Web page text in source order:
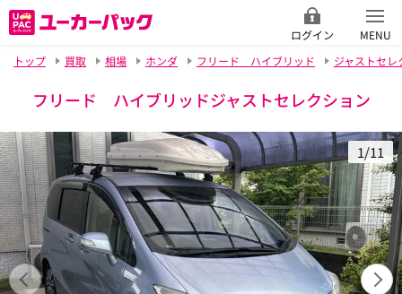
ログイン
MENU
トップ
買取 相場 ホンダ フリード ハイブリッド ジャストセレ
フリード ハイブリッドジャストセレクション
1/11